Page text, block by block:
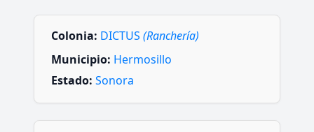
Colonia: DICTUS (Ranchería)
Municipio: Hermosillo
Estado: Sonora